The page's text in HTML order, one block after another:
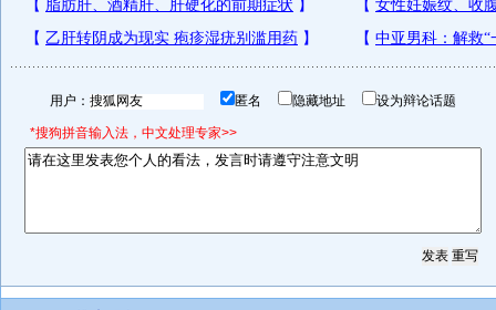
用户： 匿名 隐藏地址 设为辩论话题
*搜狗拼音输入法，中文处理专家>>